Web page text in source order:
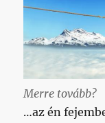
Merre tovább?
…az én